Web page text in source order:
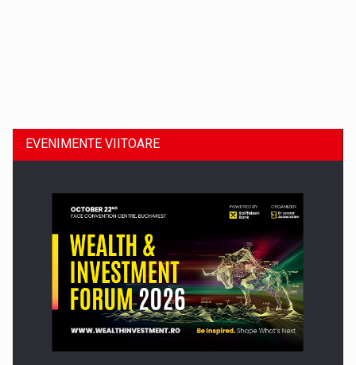
Comunicat de presa: Joburile part-time reincep sa intre pe…
EVENIMENTE VIITOARE